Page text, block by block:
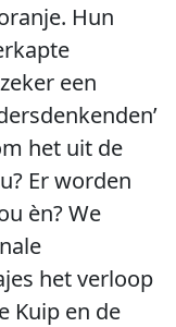
Hun
een
het uit de
Er worden
èn? We
het verloop
Kuip en de